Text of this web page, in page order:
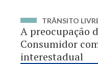
TRÂNSITO
A preocupação
Consumidor
interestadual